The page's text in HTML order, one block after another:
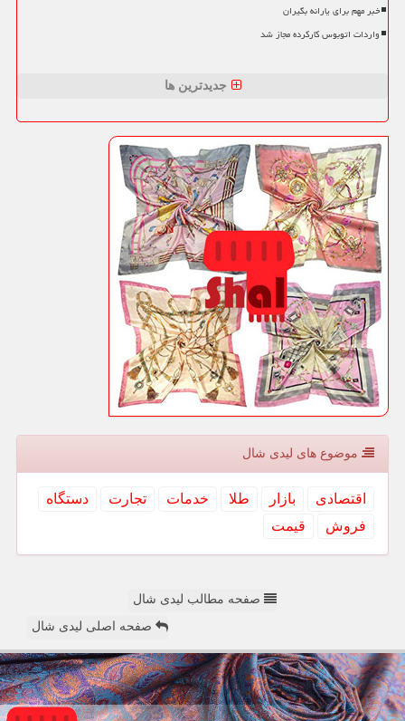
خبر مهم برای یارانه بگیران
واردات اتوبوس کارکرده مجاز شد
جدیدترین ها
موضوع های لیدی شال
اقتصادی بازار طلا خدمات تجارت
دستگاه
فروش
قیمت
صفحه مطالب لیدی شال
صفحه اصلی لیدی شال